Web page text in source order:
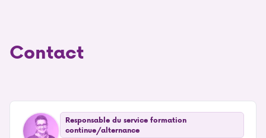
Contact
Responsable du service formation
continue/alternance